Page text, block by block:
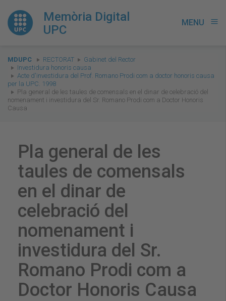
Memòria Digital
UPC
MENU menu
You
are
here:
MDUPC RECTORAT
Gabinet del Rector
Investidura honoris causa
Acte d'investidura del Prof. Romano Prodi com a doctor honoris causa
per la UPC. 1998
Pla general de les taules de comensals en el dinar de celebració del
nomenament i investidura del Sr. Romano Prodi com a Doctor Honoris
Causa
Pla general de les
taules de comensals
en el dinar de
celebració del
nomenament i
investidura del Sr.
Romano Prodi com a
Doctor Honoris Causa